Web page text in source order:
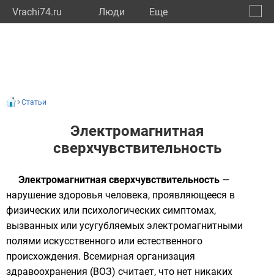
Vrachi74.ru Люди Eще
Статьи
Электромагнитная
сверхчувствительность
Электромагнитная сверхчувствительность —
нарушение здоровья человека, проявляющееся в
физических или психологических симптомах,
вызванных или усугубляемых электромагнитными
полями искусственного или естественного
происхождения. Всемирная организация
здравоохранения (ВОЗ) считает, что нет никаких